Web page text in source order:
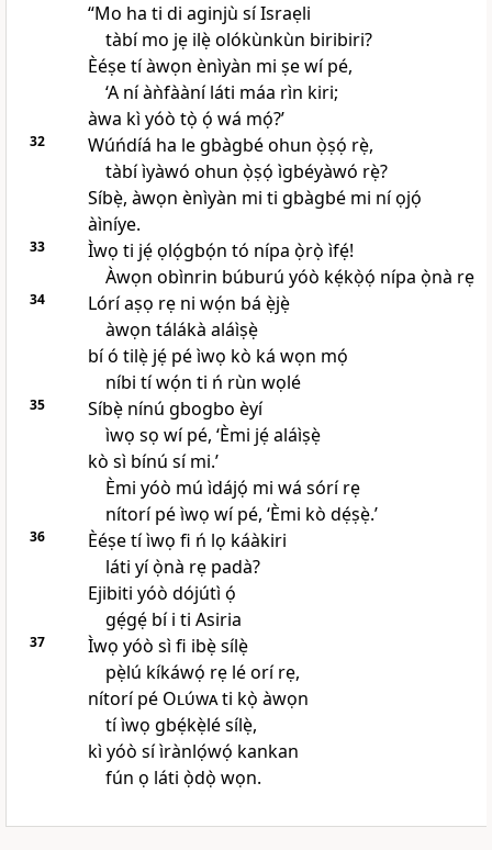
“Mo ha ti di aginjù sí Israẹli
tàbí mo jẹ ilẹ̀ olókùnkùn biribiri?
Èéṣe tí àwọn ènìyàn mi ṣe wí pé,
‘A ní àǹfààní láti máa rìn kiri;
àwa kì yóò tọ̀ ọ́ wá mọ́?’
32
Wúńdíá ha le gbàgbé ohun ọ̀ṣọ́ rẹ̀,
tàbí ìyàwó ohun ọ̀ṣọ́ ìgbéyàwó rẹ̀?
Síbẹ̀, àwọn ènìyàn mi ti gbàgbé mi ní ọjọ́
àìníye.
33
Ìwọ ti jẹ́ ọlọ́gbọ́n tó nípa ọ̀rọ̀ ìfẹ́!
Àwọn obìnrin búburú yóò kẹ́kọ̀ọ́ nípa ọ̀nà rẹ
34
Lórí aṣọ rẹ ni wọ́n bá ẹ̀jẹ̀
àwọn tálákà aláìṣẹ̀
bí ó tilẹ̀ jẹ́ pé ìwọ kò ká wọn mọ́
níbi tí wọ́n ti ń rùn wọlé
35
Síbẹ̀ nínú gbogbo èyí
ìwọ sọ wí pé, ‘Èmi jẹ́ aláìṣẹ̀
kò sì bínú sí mi.’
Èmi yóò mú ìdájọ́ mi wá sórí rẹ
nítorí pé ìwọ wí pé, ‘Èmi kò dẹ́ṣẹ̀.’
36
Èéṣe tí ìwọ fi ń lọ káàkiri
láti yí ọ̀nà rẹ padà?
Ejibiti yóò dójútì ọ́
gẹ́gẹ́ bí i ti Asiria
37
Ìwọ yóò sì fi ibẹ̀ sílẹ̀
pẹ̀lú kíkáwọ́ rẹ lé orí rẹ,
nítorí pé Olúwati kọ̀ àwọn
tí ìwọ gbẹ́kẹ̀lé sílẹ̀,
kì yóò sí ìrànlọ́wọ́ kankan
fún ọ láti ọ̀dọ̀ wọn.